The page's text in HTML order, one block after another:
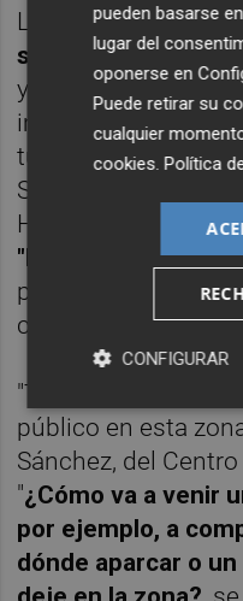
Los hosteleros
sobre las calles
y que en estos
impulso necesario
turísticas como la
Sagasta, entre
Hostecar, Juan
"hay que potenciar
para poder
calles pueden ser
"Tenemos un grave
público en esta
Sánchez, del
"¿Cómo va a venir
por ejemplo, a
dónde aparcar o
pueden basarse
lugar del
oponerse en
Puede retirar su
cualquier
cookies .Política
CONFIGURAR